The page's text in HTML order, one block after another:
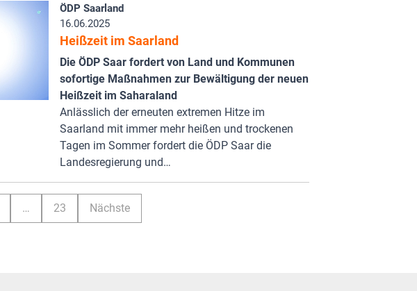
ÖDP Saarland
16.06.2025
Heißzeit im Saarland
Die ÖDP Saar fordert von Land und Kommunen
sofortige Maßnahmen zur Bewältigung der neuen
Heißzeit im Saharaland
Anlässlich der erneuten extremen Hitze im
Saarland mit immer mehr heißen und trockenen
Tagen im Sommer fordert die ÖDP Saar die
Landesregierung und…
… 23 Nächste